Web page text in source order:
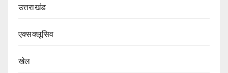
उत्तराखंड
एक्सक्लूसिव
खेल